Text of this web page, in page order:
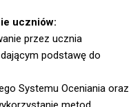
uczniów:
przez ucznia
podstawę do
Systemu Oceniania oraz